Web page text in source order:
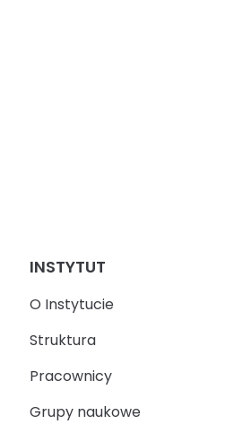
INSTYTUT
O Instytucie
Struktura
Pracownicy
Grupy naukowe